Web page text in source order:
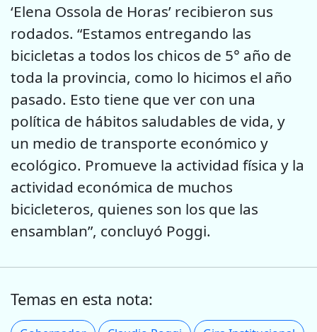
‘Elena Ossola de Horas’ recibieron sus
rodados. “Estamos entregando las
bicicletas a todos los chicos de 5° año de
toda la provincia, como lo hicimos el año
pasado. Esto tiene que ver con una
política de hábitos saludables de vida, y
un medio de transporte económico y
ecológico. Promueve la actividad física y la
actividad económica de muchos
bicicleteros, quienes son los que las
ensamblan”, concluyó Poggi.
Temas en esta nota: